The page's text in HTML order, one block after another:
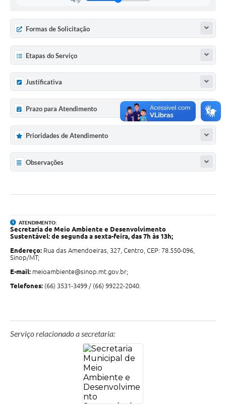
Formas de Solicitação
Etapas do Serviço
Justificativa
Prazo para Atendimento
Prioridades de Atendimento
Observações
ATENDIMENTO:
Secretaria de Meio Ambiente e Desenvolvimento
Sustentável: de segunda a sexta-feira, das 7h às 13h;
Endereço: Rua das Amendoeiras, 327, Centro, CEP: 78.550-096,
Sinop/MT;
E-mail: meioambiente@sinop.mt.gov.br;
Telefones: (66) 3531-3499 / (66) 99222-2040.
Serviço relacionado a secretaria: